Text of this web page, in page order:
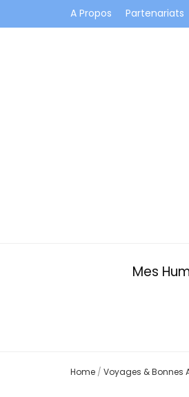
A Propos Partenariats
Mes
Home / Voyages & Bonnes